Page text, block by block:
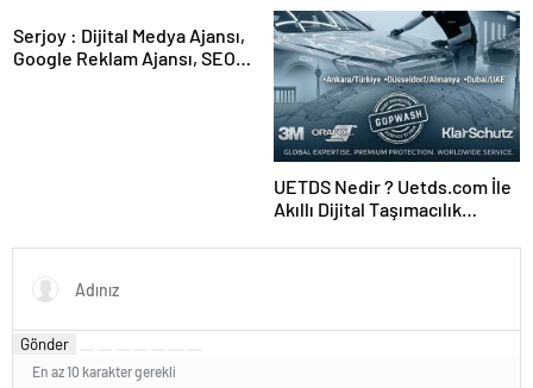
Serjoy : Dijital Medya Ajansı,
Google Reklam Ajansı, SEO
UETDS Nedir ? Uetds.com İle
Akıllı Dijital Taşımacılık
Gönder
En az 10 karakter gerekli